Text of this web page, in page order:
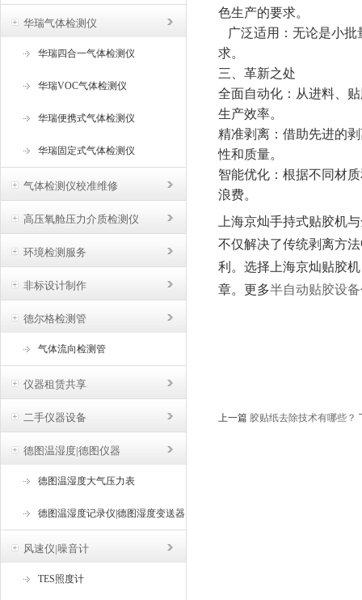
华瑞气体检测仪
华瑞四合一气体检测仪
华瑞VOC气体检测仪
华瑞便携式气体检测仪
华瑞固定式气体检测仪
气体检测仪校准维修
高压氧舱压力介质检测仪
环境检测服务
非标设计制作
德尔格检测管
气体流向检测管
仪器租赁共享
二手仪器设备
德图温湿度|德图仪器
德图温湿度大气压力表
德图温湿度记录仪|德图湿度变送器
风速仪|噪音计
TES照度计
色生产的要求。
广泛适用 ：无论是小
求。
三、革新之处
全面自动化 ：从进料、
生产效率。
精准剥离 ：借助先进的
性和质量。
智能优化 ：根据不同材
浪费。
上海京灿手持式贴胶机
不仅解决了传统剥离方
利。选择上海京灿贴胶
章。更多半自动贴胶设
上一篇 胶贴纸去除技术有哪些？